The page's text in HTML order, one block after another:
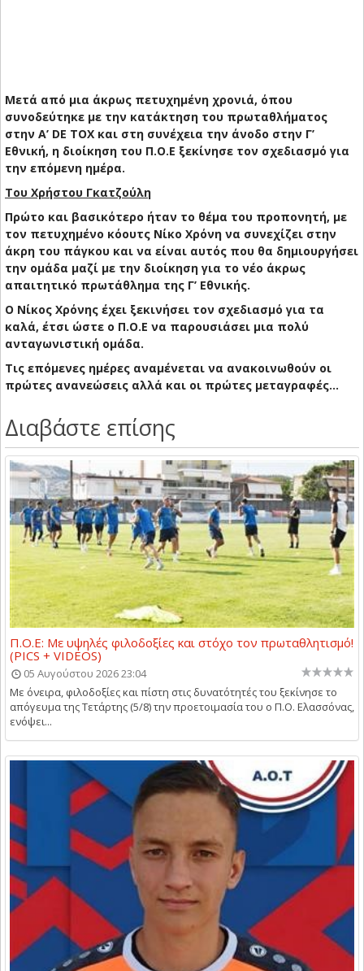
Μετά από μια άκρως πετυχημένη χρονιά, όπου
συνοδεύτηκε με την κατάκτηση του πρωταθλήματος
στην Α’ DE TOX και στη συνέχεια την άνοδο στην Γ’
Εθνική, η διοίκηση του Π.Ο.Ε ξεκίνησε τον σχεδιασμό για
την επόμενη ημέρα.
Του Χρήστου Γκατζούλη
Πρώτο και βασικότερο ήταν το θέμα του προπονητή, με
τον πετυχημένο κόουτς Νίκο Χρόνη να συνεχίζει στην
άκρη του πάγκου και να είναι αυτός που θα δημιουργήσει
την ομάδα μαζί με την διοίκηση για το νέο άκρως
απαιτητικό πρωτάθλημα της Γ’ Εθνικής.
Ο Νίκος Χρόνης έχει ξεκινήσει τον σχεδιασμό για τα
καλά, έτσι ώστε ο Π.Ο.Ε να παρουσιάσει μια πολύ
ανταγωνιστική ομάδα.
Τις επόμενες ημέρες αναμένεται να ανακοινωθούν οι
πρώτες ανανεώσεις αλλά και οι πρώτες μεταγραφές…
Διαβάστε επίσης
Π.Ο.Ε: Με υψηλές φιλοδοξίες και στόχο τον πρωταθλητισμό!
(PICS + VIDEOS)
05 Αυγούστου 2026 23:04
Με όνειρα, φιλοδοξίες και πίστη στις δυνατότητές του ξεκίνησε το
απόγευμα της Τετάρτης (5/8) την προετοιμασία του ο Π.Ο. Ελασσόνας,
ενόψει...